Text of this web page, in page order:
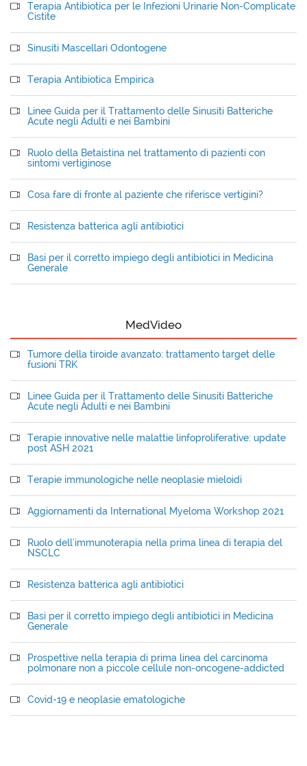
Terapia Antibiotica per le Infezioni Urinarie Non-Complicate
Cistite
Sinusiti Mascellari Odontogene
Terapia Antibiotica Empirica
Linee Guida per il Trattamento delle Sinusiti Batteriche
Acute negli Adulti e nei Bambini
Ruolo della Betaistina nel trattamento di pazienti con
sintomi vertiginose
Cosa fare di fronte al paziente che riferisce vertigini?
Resistenza batterica agli antibiotici
Basi per il corretto impiego degli antibiotici in Medicina
Generale
MedVideo
Tumore della tiroide avanzato: trattamento target delle
fusioni TRK
Linee Guida per il Trattamento delle Sinusiti Batteriche
Acute negli Adulti e nei Bambini
Terapie innovative nelle malattie linfoproliferative: update
post ASH 2021
Terapie immunologiche nelle neoplasie mieloidi
Aggiornamenti da International Myeloma Workshop 2021
Ruolo dell'immunoterapia nella prima linea di terapia del
NSCLC
Resistenza batterica agli antibiotici
Basi per il corretto impiego degli antibiotici in Medicina
Generale
Prospettive nella terapia di prima linea del carcinoma
polmonare non a piccole cellule non-oncogene-addicted
Covid-19 e neoplasie ematologiche